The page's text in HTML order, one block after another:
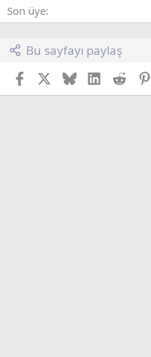
Son üye
Bu sayfayı paylaş
FacebookX (Twitter)
BlueskyLinkedInReddit